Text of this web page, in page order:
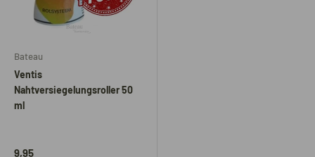
Bateau
Ventis
Nahtversiegelungsroller 50
ml
9,95